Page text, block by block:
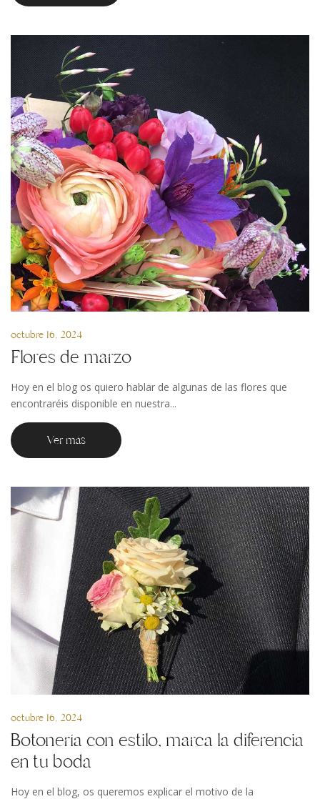
octubre 16, 2024
Flores de marzo
Hoy en el blog os quiero hablar de algunas de las flores que
encontraréis disponible en nuestra...
Ver más
octubre 16, 2024
Botonería con estilo, marca la diferencia
en tu boda
Hoy en el blog, os queremos explicar el motivo de la